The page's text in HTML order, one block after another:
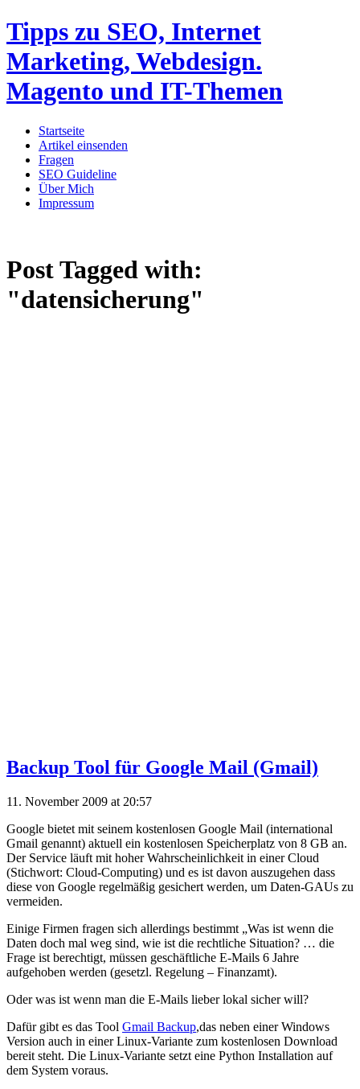
Tipps zu SEO, Internet
Marketing, Webdesign.
Magento und IT-Themen
Startseite
Artikel einsenden
Fragen
SEO Guideline
Über Mich
Impressum
Post Tagged with:
"datensicherung"
Backup Tool für Google Mail (Gmail)
11. November 2009 at 20:57
Google bietet mit seinem kostenlosen Google Mail (international
Gmail genannt) aktuell ein kostenlosen Speicherplatz von 8 GB an.
Der Service läuft mit hoher Wahrscheinlichkeit in einer Cloud
(Stichwort: Cloud-Computing) und es ist davon auszugehen dass
diese von Google regelmäßig gesichert werden, um Daten-GAUs zu
vermeiden.
Einige Firmen fragen sich allerdings bestimmt „Was ist wenn die
Daten doch mal weg sind, wie ist die rechtliche Situation? … die
Frage ist berechtigt, müssen geschäftliche E-Mails 6 Jahre
aufgehoben werden (gesetzl. Regelung – Finanzamt).
Oder was ist wenn man die E-Mails lieber lokal sicher will?
Dafür gibt es das Tool Gmail Backup,das neben einer Windows
Version auch in einer Linux-Variante zum kostenlosen Download
bereit steht. Die Linux-Variante setzt eine Python Installation auf
dem System voraus.